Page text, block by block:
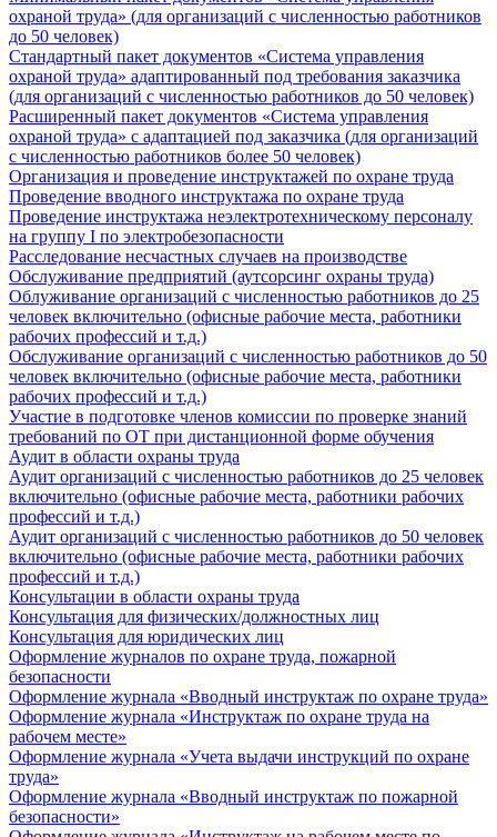
охраной труда» (для организаций с численностью работников
до 50 человек)
Стандартный пакет документов «Система управления
охраной труда» адаптированный под требования заказчика
(для организаций с численностью работников до 50 человек)
Расширенный пакет документов «Система управления
охраной труда» с адаптацией под заказчика (для организаций
с численностью работников более 50 человек)
Организация и проведение инструктажей по охране труда
Проведение вводного инструктажа по охране труда
Проведение инструктажа неэлектротехническому персоналу
на группу I по электробезопасности
Расследование несчастных случаев на производстве
Обслуживание предприятий (аутсорсинг охраны труда)
Облуживание организаций с численностью работников до 25
человек включительно (офисные рабочие места, работники
рабочих профессий и т.д.)
Обслуживание организаций с численностью работников до 50
человек включительно (офисные рабочие места, работники
рабочих профессий и т.д.)
Участие в подготовке членов комиссии по проверке знаний
требований по ОТ при дистанционной форме обучения
Аудит в области охраны труда
Аудит организаций с численностью работников до 25 человек
включительно (офисные рабочие места, работники рабочих
профессий и т.д.)
Аудит организаций с численностью работников до 50 человек
включительно (офисные рабочие места, работники рабочих
профессий и т.д.)
Консультации в области охраны труда
Консультация для физических/должностных лиц
Консультация для юридических лиц
Оформление журналов по охране труда, пожарной
безопасности
Оформление журнала «Вводный инструктаж по охране труда»
Оформление журнала «Инструктаж по охране труда на
рабочем месте»
Оформление журнала «Учета выдачи инструкций по охране
труда»
Оформление журнала «Вводный инструктаж по пожарной
безопасности»